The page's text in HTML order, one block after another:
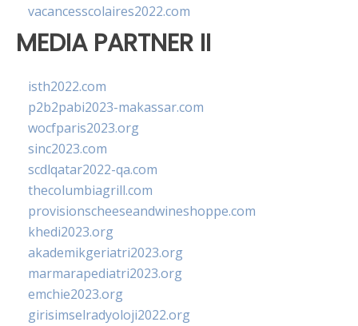
vacancesscolaires2022.com
MEDIA PARTNER II
isth2022.com
p2b2pabi2023-makassar.com
wocfparis2023.org
sinc2023.com
scdlqatar2022-qa.com
thecolumbiagrill.com
provisionscheeseandwineshoppe.com
khedi2023.org
akademikgeriatri2023.org
marmarapediatri2023.org
emchie2023.org
girisimselradyoloji2022.org